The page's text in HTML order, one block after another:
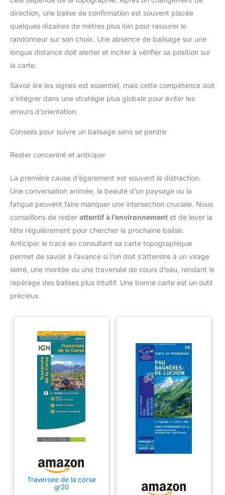
direction, une balise de confirmation est souvent placée
quelques dizaines de mètres plus loin pour rassurer le
randonneur sur son choix. Une absence de balisage sur une
longue distance doit alerter et inciter à vérifier sa position sur
la carte.
Savoir lire les signes est essentiel, mais cette compétence doit
s’intégrer dans une stratégie plus globale pour éviter les
erreurs d’orientation.
Conseils pour suivre un balisage sans se perdre
Rester concentré et anticiper
La première cause d’égarement est souvent la distraction.
Une conversation animée, la beauté d’un paysage ou la
fatigue peuvent faire manquer une intersection cruciale. Nous
conseillons de rester attentif à l’environnement et de lever la
tête régulièrement pour chercher la prochaine balise.
Anticiper le tracé en consultant sa carte topographique
permet de savoir à l’avance si l’on doit s’attendre à un virage
serré, une montée ou une traversée de cours d’eau, rendant le
repérage des balises plus intuitif. Une bonne carte est un outil
précieux.
Traversee de la corse
gr20